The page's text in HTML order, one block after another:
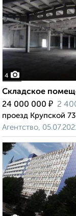
4
Складское
24 000 000 ₽ 2
проезд Крупской 73
Агентство,